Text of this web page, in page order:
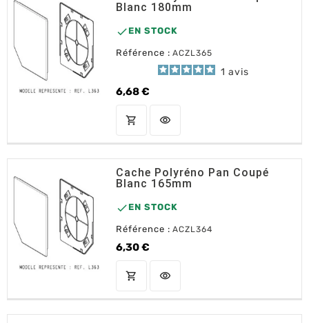
Blanc 180mm
 EN STOCK
Référence : ACZL365
1 avis
6,68 €
Prix
shopping_cart AJOUTER AU PANIER
visibility
Cache Polyréno Pan Coupé
Blanc 165mm
 EN STOCK
Référence : ACZL364
6,30 €
Prix
shopping_cart AJOUTER AU PANIER
visibility